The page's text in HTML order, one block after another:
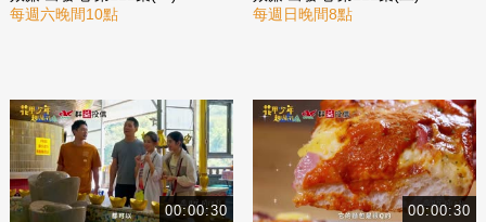
每週六晚間10點
每週日晚間8點
00:00:30 00:00:30